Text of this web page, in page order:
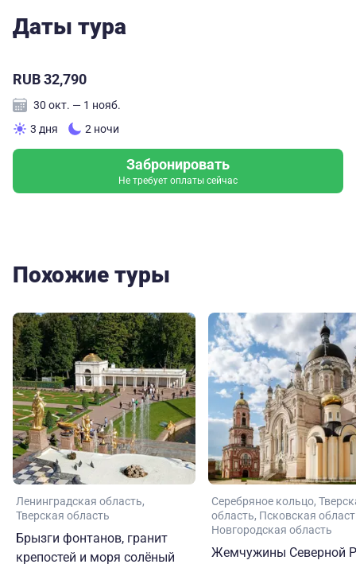
Даты тура
RUB 32,790
30 окт. — 1 нояб.
3 дня
2 ночи
Забронировать
Не требует оплаты сейчас
Похожие туры
Ленинградская область
Тверская область
Брызги фонтанов, гранит
крепостей и моря солёный
Серебряное кольцо
область Псковская
Новгородская область
Жемчужины Северной